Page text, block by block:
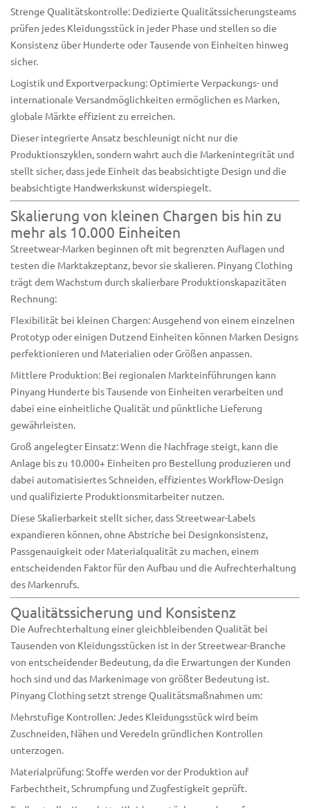
Strenge Qualitätskontrolle: Dedizierte Qualitätssicherungsteams
prüfen jedes Kleidungsstück in jeder Phase und stellen so die
Konsistenz über Hunderte oder Tausende von Einheiten hinweg
sicher.
Logistik und Exportverpackung: Optimierte Verpackungs- und
internationale Versandmöglichkeiten ermöglichen es Marken,
globale Märkte effizient zu erreichen.
Dieser integrierte Ansatz beschleunigt nicht nur die
Produktionszyklen, sondern wahrt auch die Markenintegrität und
stellt sicher, dass jede Einheit das beabsichtigte Design und die
beabsichtigte Handwerkskunst widerspiegelt.
Skalierung von kleinen Chargen bis hin zu
mehr als 10.000 Einheiten
Streetwear-Marken beginnen oft mit begrenzten Auflagen und
testen die Marktakzeptanz, bevor sie skalieren. Pinyang Clothing
trägt dem Wachstum durch skalierbare Produktionskapazitäten
Rechnung:
Flexibilität bei kleinen Chargen: Ausgehend von einem einzelnen
Prototyp oder einigen Dutzend Einheiten können Marken Designs
perfektionieren und Materialien oder Größen anpassen.
Mittlere Produktion: Bei regionalen Markteinführungen kann
Pinyang Hunderte bis Tausende von Einheiten verarbeiten und
dabei eine einheitliche Qualität und pünktliche Lieferung
gewährleisten.
Groß angelegter Einsatz: Wenn die Nachfrage steigt, kann die
Anlage bis zu 10.000+ Einheiten pro Bestellung produzieren und
dabei automatisiertes Schneiden, effizientes Workflow-Design
und qualifizierte Produktionsmitarbeiter nutzen.
Diese Skalierbarkeit stellt sicher, dass Streetwear-Labels
expandieren können, ohne Abstriche bei Designkonsistenz,
Passgenauigkeit oder Materialqualität zu machen, einem
entscheidenden Faktor für den Aufbau und die Aufrechterhaltung
des Markenrufs.
Qualitätssicherung und Konsistenz
Die Aufrechterhaltung einer gleichbleibenden Qualität bei
Tausenden von Kleidungsstücken ist in der Streetwear-Branche
von entscheidender Bedeutung, da die Erwartungen der Kunden
hoch sind und das Markenimage von größter Bedeutung ist.
Pinyang Clothing setzt strenge Qualitätsmaßnahmen um:
Mehrstufige Kontrollen: Jedes Kleidungsstück wird beim
Zuschneiden, Nähen und Veredeln gründlichen Kontrollen
unterzogen.
Materialprüfung: Stoffe werden vor der Produktion auf
Farbechtheit, Schrumpfung und Zugfestigkeit geprüft.